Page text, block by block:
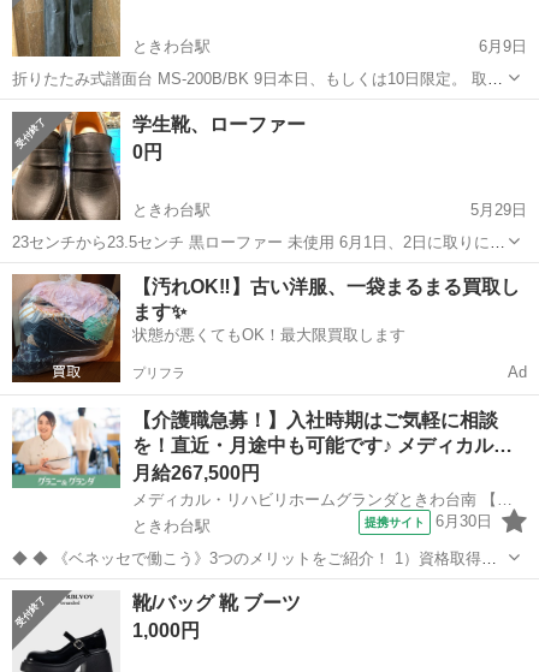
ときわ台駅
6月9日
折りたたみ式譜面台 MS-200B/BK 9日本日、もしくは10日限定。 取り
に来てくれる方。
東京 板橋区 ときわ台駅
学生靴、ローファー
0円
ときわ台駅
5月29日
23センチから23.5センチ 黒ローファー 未使用 6月1日、2日に取りに来
られる方限定
東京 板橋区 ときわ台駅 靴
【汚れOK‼️】古い洋服、一袋まるまる買取し
ます✨
状態が悪くてもOK！最大限買取します
プリフラ Ad
【介護職急募！】入社時期はご気軽に相談
を！直近・月途中も可能です♪ メディカル…
月給267,500円
ときわ台駅
提携サイト 6月30日
◆ ◆ 《ベネッセで働こう》3つのメリットをご紹介！ 1）資格取得支
援制度＆受験・研修費の実費負担あり！(規定あり) 2）着実にキャリア
を磨けるでステップアップフィールドが充実！ 3）他社講座も受講
OK！ 《入社後サポ...
東京 板橋区 ときわ台駅 介護
靴/バッグ 靴 ブーツ
1,000円